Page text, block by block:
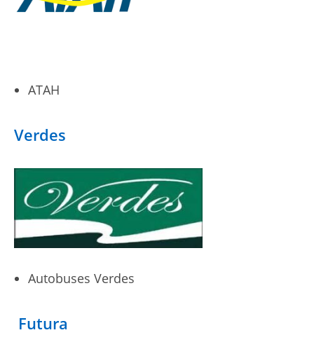
ATAH
Verdes
Autobuses Verdes
Futura